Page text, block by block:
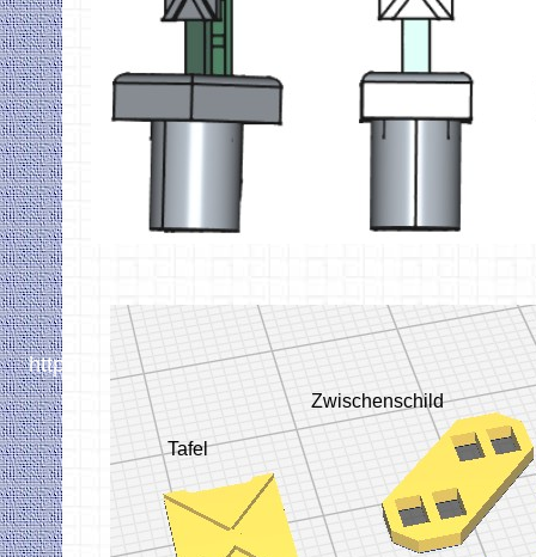
https://bluethners.de/DCCProjekt/
Zwischenschild
Tafel